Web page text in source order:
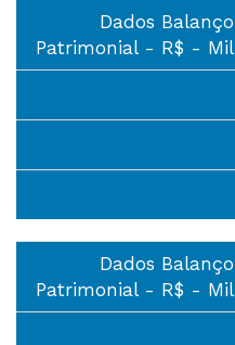
Dados Balanço
Patrimonial - R$ - Mil
Dados Balanço
Patrimonial - R$ - Mil